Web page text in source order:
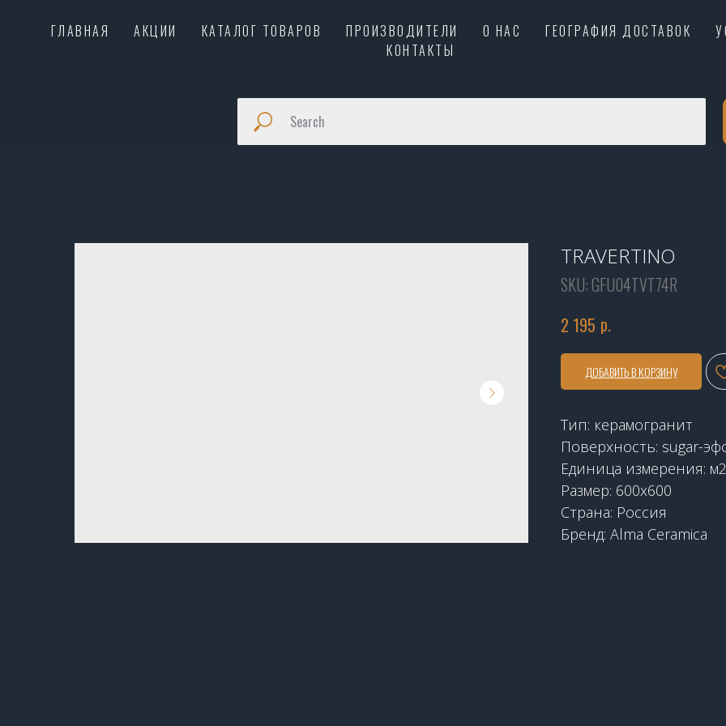
ГЛАВНАЯ АКЦИИ КАТАЛОГ ТОВАРОВ ПРОИЗВОДИТЕЛИ О НАС ГЕОГРАФИЯ ДОСТАВОК
КОНТАКТЫ
TRAVERTINO
SKU:GFU04TVT74R
2 195 р.
ДОБАВИТЬ В КОРЗИНУ
Тип: керамогранит
Поверхность: sugar-
Единица измерения: м2
Размер: 600x600
Страна: Россия
Бренд: Alma Ceramica